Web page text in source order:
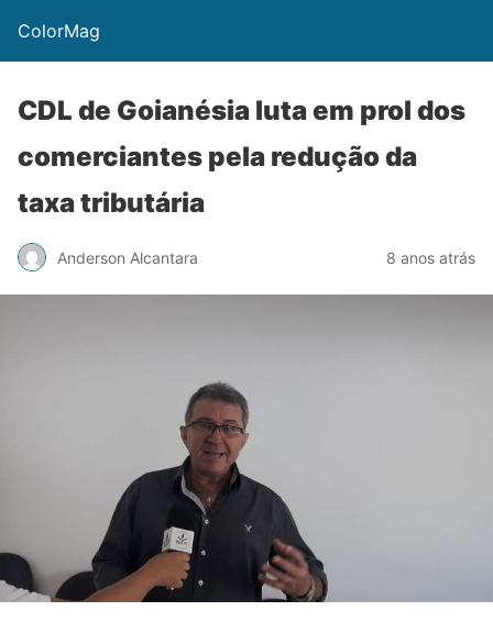
ColorMag
CDL de Goianésia luta em prol dos
comerciantes pela redução da
taxa tributária
Anderson Alcantara 8 anos atrás